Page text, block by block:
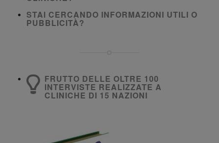
STAI CERCANDO INFORMAZIONI UTILI O
PUBBLICITÀ?
FRUTTO DELLE OLTRE 100
INTERVISTE REALIZZATE A
CLINICHE DI 15 NAZIONI